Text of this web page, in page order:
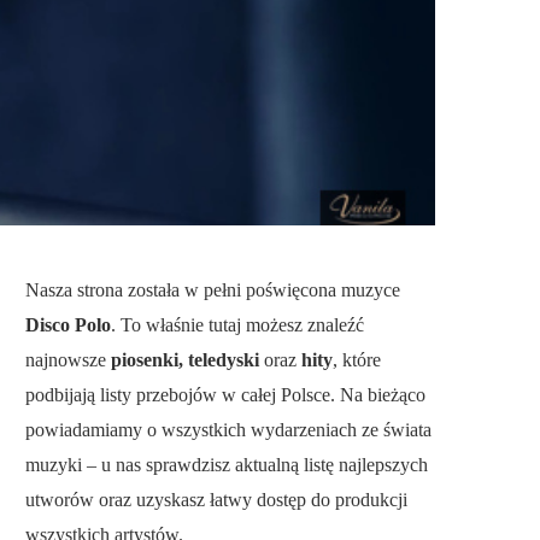
Nasza strona została w pełni poświęcona muzyce
Disco Polo. To właśnie tutaj możesz znaleźć
najnowsze piosenki, teledyski oraz hity, które
podbijają listy przebojów w całej Polsce. Na bieżąco
powiadamiamy o wszystkich wydarzeniach ze świata
muzyki – u nas sprawdzisz aktualną listę najlepszych
utworów oraz uzyskasz łatwy dostęp do produkcji
wszystkich artystów.